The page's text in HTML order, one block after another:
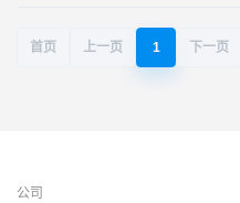
首页 上一页 1 下一页
公司